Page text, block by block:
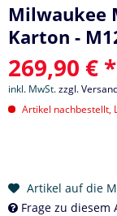
Milwaukee
Karton -
269,90 € *
inkl. MwSt.zzgl.
Artikel nachbestellt,
Artikel auf die
Frage zu diesem